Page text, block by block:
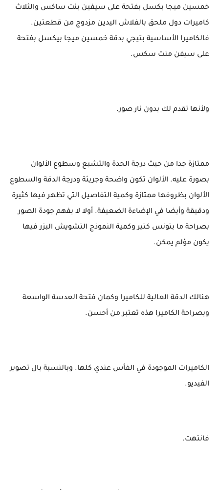
خمسين ميجا بكسل بفتحة على سيفين بنت ساكس والثلاث
كاميرات دول ملحق بالفلاش اليدين مزدوج من قطعتين.
فالكاميرا الأساسية بتيجي بدقة خمسين ميجا بيكسل بفتحة
على سيفن منت سكس.
ولأنها تقدم لك بدون نار صور.
ممتازة جدا من حيث درجة الحدة والتشبع وسطوع الألوان
بصورة عليه. الألوان تكون واضحة وجريئة ودرجة الدقة والسطوع
الألوان بظروفها ممتازة وكمية التفاصيل التي تظهر فيها كثيرة
ودقيقة وأيضا في الإضاءة الضعيفة. أولا لا يفهم جودة الصور
بصراحة ما بتونس كتير وكمية النموذج التشويش البزر فيها
يكون مؤلم يمكن.
هنالك الدقة العالية للكاميرا وكمان فتحة العدسة الواسعة
وبصراحة الكاميرا هذه تعتبر من أحسن.
الكاميرات الموجودة في الفأس عندي كلها. وبالنسبة بال تصوير
الفيديو.
فانتهت.